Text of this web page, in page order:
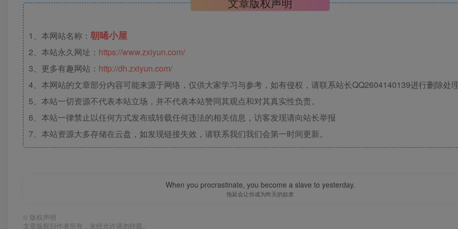
1、本网站名称： 朝晞小屋
2、本站永久网址： https://www.zxiyun.com/
3、更多有趣网站： http://dh.zxiyun.com/
4、本网站的文章部分内容可能来源于网络，仅供大家学习与参考，如有侵权，请联系站长QQ2604140139进行删除处
5、本站一切资源不代表本站立场，并不代表本站赞同其观点和对其真实性负责。
6、本站一律禁止以任何方式发布或转载任何违法的相关信息，访客发现请向站长举报
7、本站资源大多存储在云盘，如发现链接失效，请联系我们我们会第一时间更新。
When you procrastinate, you become a slave to yesterday.
拖延会让你成为昨天的奴隶
© 版权声明
文章版权归作者所有，未经允许请勿转载。